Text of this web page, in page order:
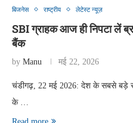
बिजनेस राष्ट्रीय लेटेस्ट न्यूज़
SBI ग्राहक आज ही निपटा लें
बैंक
by Manu मई 22, 2026
चंडीगढ़, 22 मई 2026: देश के सबसे बड़े
के …